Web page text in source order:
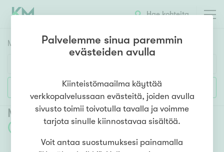
Hae kohteita
Myyntikohteet
Huoneluku
1h 2h 3h 4h 5h+
Asuntotyyppi
Lisää hakuehtoja
Myytävät kerrostaloasunnot Tuusula
(
Palvelemme sinua paremmin
evästeiden avulla
Kiinteistömaailma käyttää
verkkopalvelussaan evästeitä, joiden avulla
sivusto toimii toivotulla tavalla ja voimme
tarjota sinulle kiinnostavaa sisältöä.
Voit antaa suostumuksesi painamalla